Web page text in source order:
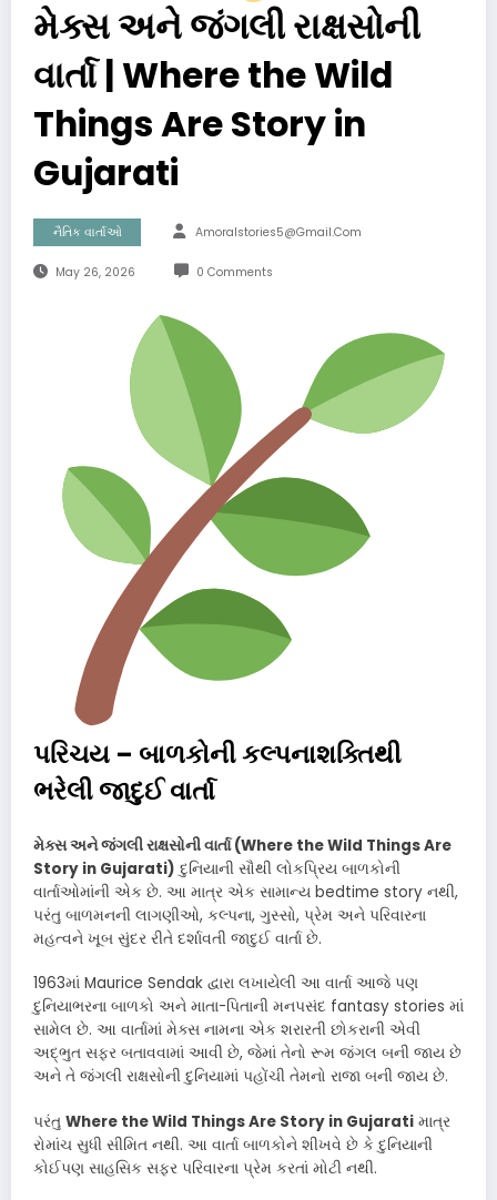
મેક્સ અને જંગલી રાક્ષસોની
વાર્તા | Where the Wild
Things Are Story in
Gujarati
નૈતિક વાર્તાઓ Amoralstories5@gmail.com
May 26, 2026 0 Comments
પરિચય – બાળકોની કલ્પનાશક્તિથી
ભરેલી જાદુઈ વાર્તા
મેક્સ અને જંગલી રાક્ષસોની વાર્તા (Where the Wild Things Are
Story in Gujarati)દુનિયાની સૌથી લોકપ્રિય બાળકોની
વાર્તાઓમાંની એક છે. આ માત્ર એક સામાન્ય bedtime story નથી,
પરંતુ બાળમનની લાગણીઓ, કલ્પના, ગુસ્સો, પ્રેમ અને પરિવારના
મહત્વને ખૂબ સુંદર રીતે દર્શાવતી જાદુઈ વાર્તા છે.
1963માં Maurice Sendak દ્વારા લખાયેલી આ વાર્તા આજે પણ
દુનિયાભરના બાળકો અને માતા-પિતાની મનપસંદ fantasy stories માં
સામેલ છે. આ વાર્તામાં મેક્સ નામના એક શરારતી છોકરાની એવી
અદ્ભુત સફર બતાવવામાં આવી છે, જેમાં તેનો રૂમ જંગલ બની જાય છે
અને તે જંગલી રાક્ષસોની દુનિયામાં પહોંચી તેમનો રાજા બની જાય છે.
પરંતુ Where the Wild Things Are Story in Gujarati માત્ર
રોમાંચ સુધી સીમિત નથી. આ વાર્તા બાળકોને શીખવે છે કે દુનિયાની
કોઈપણ સાહસિક સફર પરિવારના પ્રેમ કરતાં મોટી નથી.